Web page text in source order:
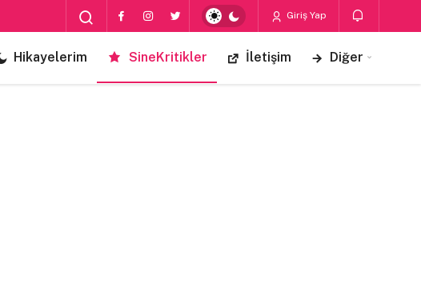
Giriş Yap
Hikayelerim SineKritikler İletişim Diğer